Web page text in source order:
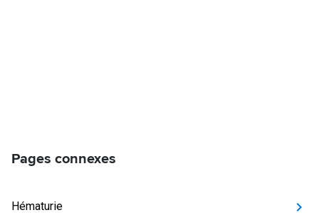
Pages connexes
Hématurie